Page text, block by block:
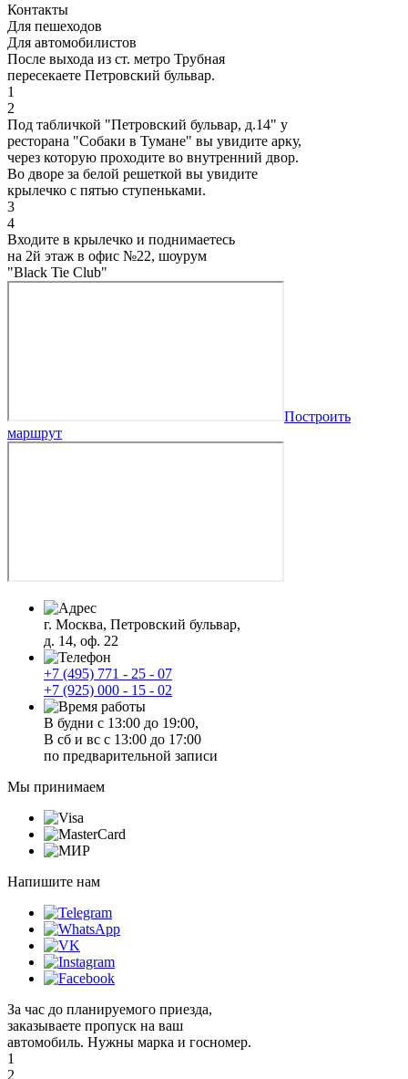
Контакты
Для пешеходов
Для автомобилистов
После выхода из ст. метро Трубная
пересекаете Петровский бульвар.
1
2
Под табличкой "Петровский бульвар, д.14" у
ресторана "Собаки в Тумане" вы увидите арку,
через которую проходите во внутренний двор.
Во дворе за белой решеткой вы увидите
крылечко с пятью ступеньками.
3
4
Входите в крылечко и поднимаетесь
на 2й этаж в офис №22, шоурум
"Black Tie Club"
Построить
маршрут
г. Москва, Петровский бульвар,
д. 14, оф. 22
+7 (495) 771 - 25 - 07
+7 (925) 000 - 15 - 02
В будни с 13:00 до 19:00,
В сб и вс с 13:00 до 17:00
по предварительной записи
Мы принимаем
Напишите нам
За час до планируемого приезда,
заказываете пропуск на ваш
автомобиль. Нужны марка и госномер.
1
2